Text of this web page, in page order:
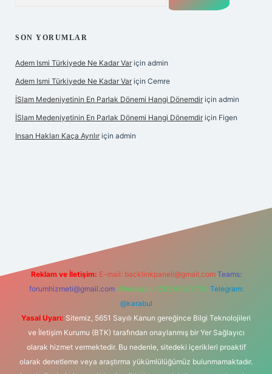
SON YORUMLAR
Adem Ismi Türkiyede Ne Kadar Var için admin
Adem Ismi Türkiyede Ne Kadar Var için Cemre
İSlam Medeniyetinin En Parlak Dönemi Hangi Dönemdir için admin
İSlam Medeniyetinin En Parlak Dönemi Hangi Dönemdir için Figen
Insan Hakları Kaça Ayrılır için admin
Reklam ve İletişim: E-mail: backlinkpaneli@gmail.com Teams:
forumhizmeti@gmail.com Whatsapp: 0262 606 0 726 Telegram:
@karabul
Yasal Uyarı: Sitemiz, 5651 Sayılı Kanun gereğince Bilgi Teknolojileri
ve İletişim Kurumu (BTK) tarafından onaylanmış bir Yer Sağlayıcı
olarak hizmet vermektedir. Bu nedenle, sitedeki içerikleri proaktif
olarak denetleme veya araştırma yükümlülüğümüz bulunmamaktadır.